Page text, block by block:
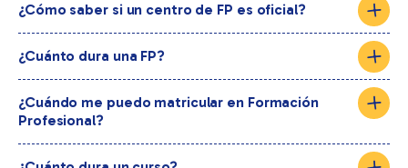
¿Cómo saber si un centro de FP es oficial?
¿Cuánto dura una FP?
¿Cuándo me puedo matricular en Formación
Profesional?